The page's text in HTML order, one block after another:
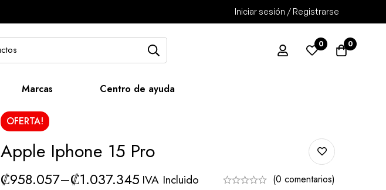
Iniciar sesión / Registrarse
0 0
Marcas Centro de ayuda
OFERTA!
Apple Iphone 15 Pro
₡958.057–₡1.037.345 IVA Incluido (0 comentarios)